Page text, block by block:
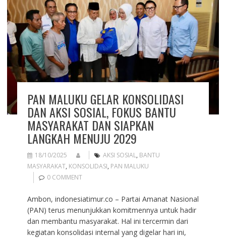
PAN MALUKU GELAR KONSOLIDASI
DAN AKSI SOSIAL, FOKUS BANTU
MASYARAKAT DAN SIAPKAN
LANGKAH MENUJU 2029
18/10/2025 AKSI SOSIAL, BANTU
MASYARAKAT, KONSOLIDASI, PAN MALUKU
0 COMMENT
Ambon, indonesiatimur.co – Partai Amanat Nasional
(PAN) terus menunjukkan komitmennya untuk hadir
dan membantu masyarakat. Hal ini tercermin dari
kegiatan konsolidasi internal yang digelar hari ini,